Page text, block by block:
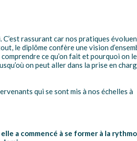
C’est rassurant car nos pratiques
le diplôme confère une vision
ce qu’on fait et pourquoi on
on peut aller dans la prise en
qui se sont mis à nos échelles à
a commencé à se former à la